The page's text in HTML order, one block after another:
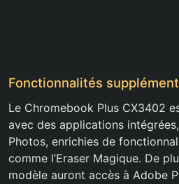
Fonctionnalités
Le Chromebook Plus CX3402
avec des applications
Photos, enrichies de
comme l’Eraser Magique. De
modèle auront accès à Adobe